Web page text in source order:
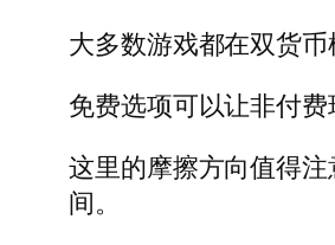
大多数游戏都在双货
免费选项可以让非付
这里的摩擦方向值得
间。